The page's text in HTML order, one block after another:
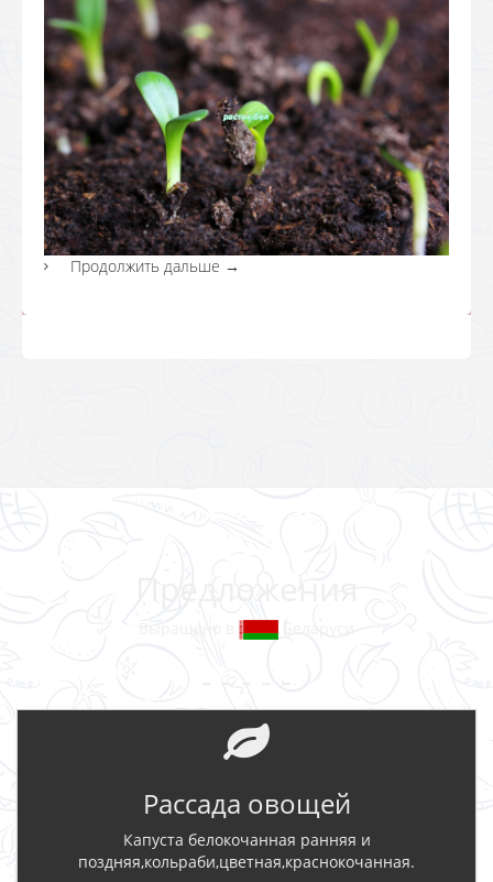
Продолжить дальше →
Рассада овощей
Капуста белокочанная ранняя и
поздняя,кольраби,цветная,краснокочанная.